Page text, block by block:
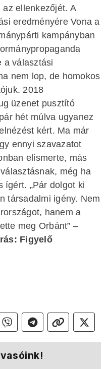
ellenkezőjét. A
eredményére Vona a
kampányban
a választási
nem lop, de homokos
2018
üzenet pusztító
hét múlva ugyanez
kért. Ma már
ennyi szavazatot
elismerte, más
még ha
ígért. „Pár dolgot ki
társadalmi igény. Nem
hanem a
meg Orbánt” –
Figyelő